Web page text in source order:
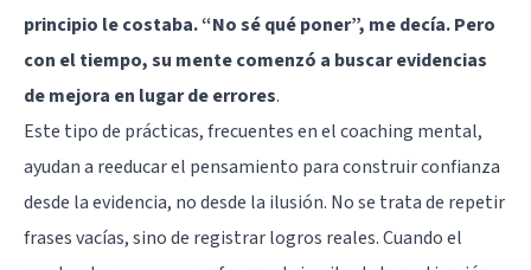
principio le costaba. “No sé qué poner”, me decía. Pero
con el tiempo, su mente comenzó a buscar evidencias
de mejora en lugar de errores.
Este tipo de prácticas, frecuentes en el coaching mental,
ayudan a reeducar el pensamiento para construir confianza
desde la evidencia, no desde la ilusión. No se trata de repetir
frases vacías, sino de registrar logros reales. Cuando el